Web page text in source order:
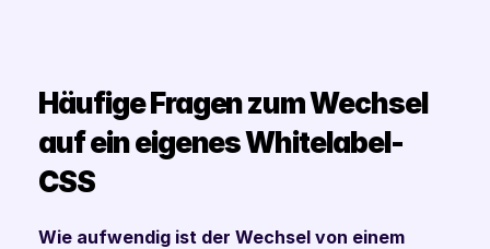
Häufige Fragen zum Wechsel
auf ein eigenes Whitelabel-
CSS
Wie aufwendig ist der Wechsel von einem